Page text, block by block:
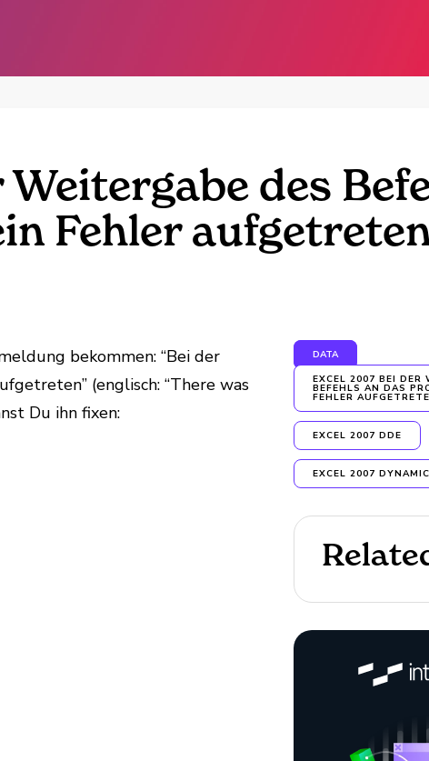
Weitergabe des
Fehler
bekommen: “Bei der
(englisch: “There was
Du ihn fixen:
DATA
EXCEL 2007 BEI DER
BEFEHLS AN DAS
FEHLER
EXCEL 2007 DDE
EXCEL 2007